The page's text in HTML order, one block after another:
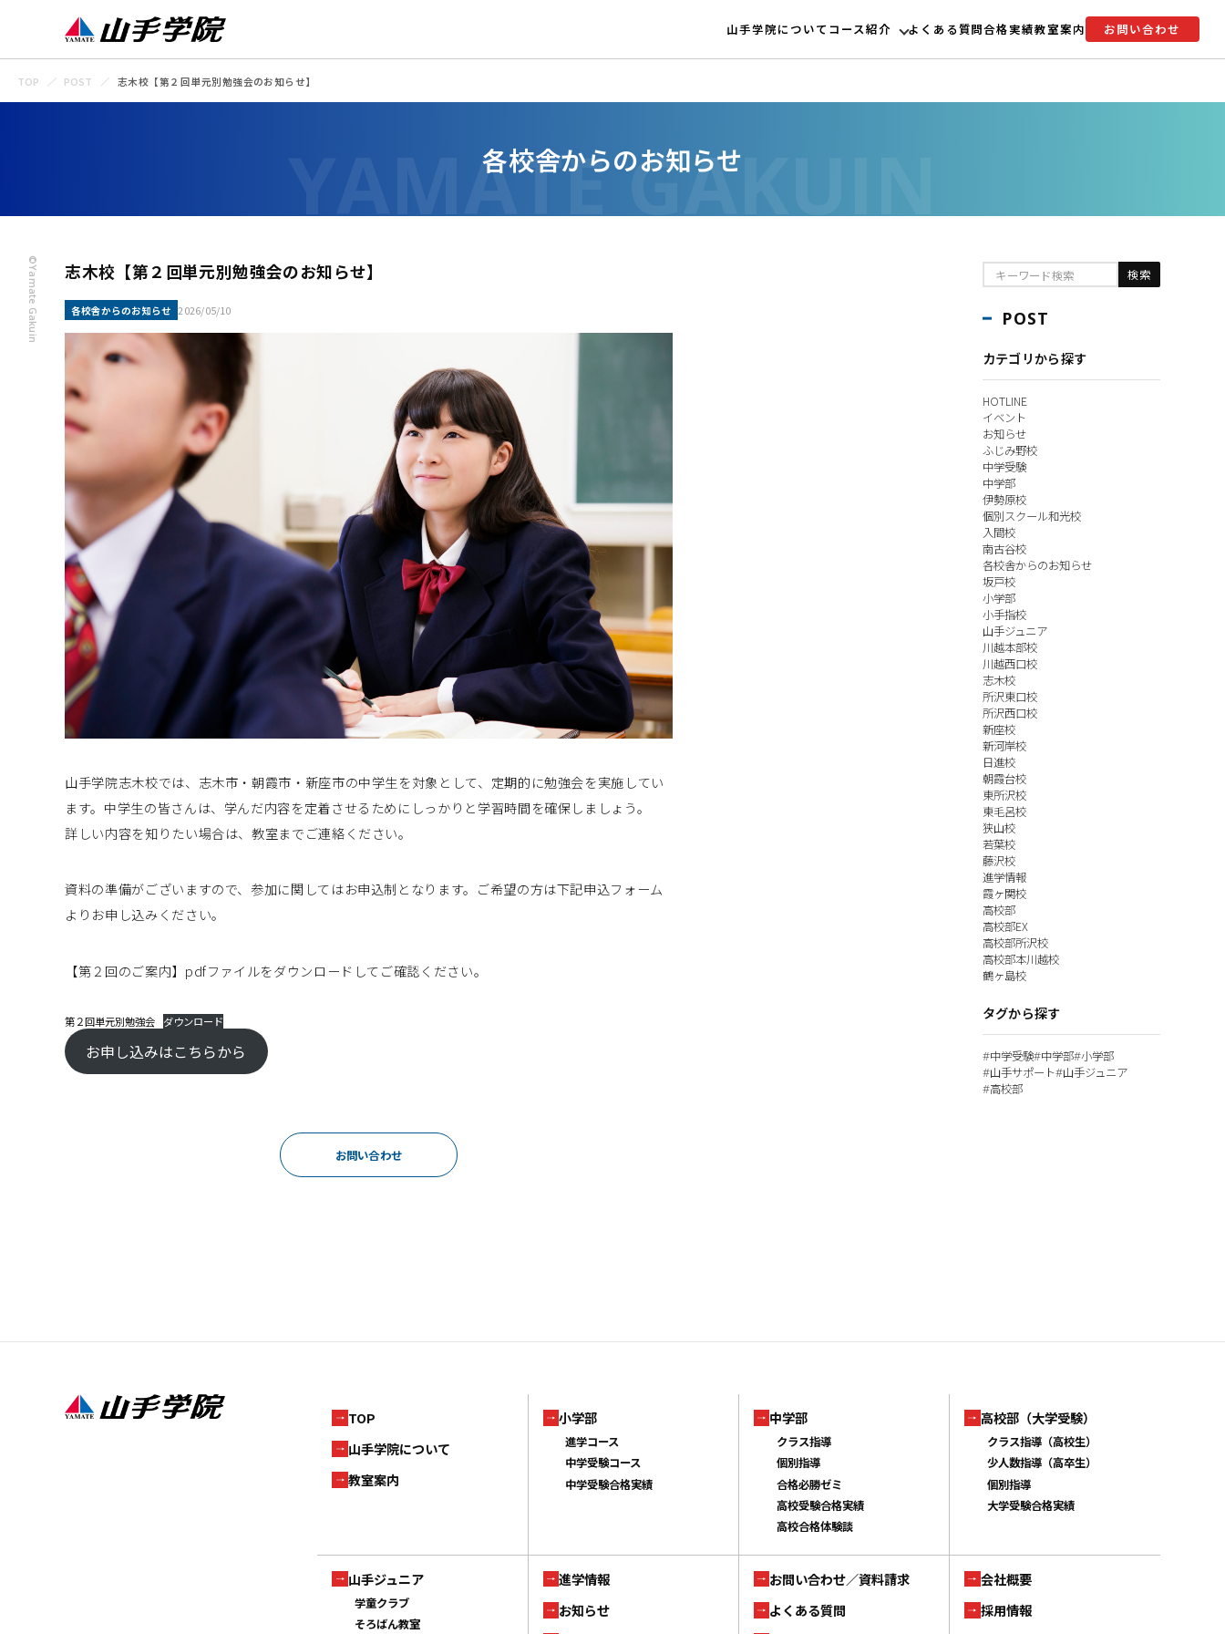
山手学院についてコース紹介 よくある質問合格実績教室案内 お問い合わせ
©Yamate Gakuin
TOP POST 志木校【第２回単元別勉強会のお知らせ】
各校舎からのお知らせ
志木校【第２回単元別勉強会のお知らせ】
各校舎からのお知らせ 2026/05/10
山手学院志木校では、志木市・朝霞市・新座市の中学生を対象として、定期的に勉強会を実施してい
ます。中学生の皆さんは、学んだ内容を定着させるためにしっかりと学習時間を確保しましょう。
詳しい内容を知りたい場合は、教室までご連絡ください。
資料の準備がございますので、参加に関してはお申込制となります。ご希望の方は下記申込フォーム
よりお申し込みください。
【第２回のご案内】pdfファイルをダウンロードしてご確認ください。
第２回単元別勉強会 ダウンロード
お申し込みはこちらから
お問い合わせ
POST
カテゴリから探す
HOTLINE
イベント
お知らせ
ふじみ野校
中学受験
中学部
伊勢原校
個別スクール和光校
入間校
南古谷校
各校舎からのお知らせ
坂戸校
小学部
小手指校
山手ジュニア
川越本部校
川越西口校
志木校
所沢東口校
所沢西口校
新座校
新河岸校
日進校
朝霞台校
東所沢校
東毛呂校
狭山校
若葉校
藤沢校
進学情報
霞ヶ関校
高校部
高校部EX
高校部所沢校
高校部本川越校
鶴ヶ島校
タグから探す
#中学受験#中学部#小学部
#山手サポート#山手ジュニア
#高校部
TOP
山手学院について
教室案内
小学部
進学コース
中学受験コース
中学受験合格実績
中学部
クラス指導
個別指導
合格必勝ゼミ
高校受験合格実績
高校合格体験談
高校部（大学受験）
クラス指導（高校生）
少人数指導（高卒生）
個別指導
大学受験合格実績
山手ジュニア
学童クラブ
そろばん教室
進学情報
お知らせ
お問い合わせ／資料請求
よくある質問
会社概要
採用情報